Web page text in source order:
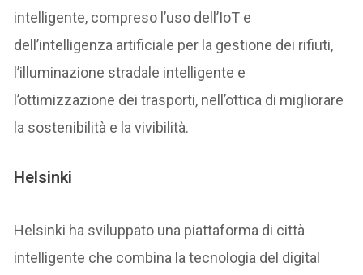
intelligente, compreso l’uso dell’IoT e
dell’intelligenza artificiale per la gestione dei rifiuti,
l’illuminazione stradale intelligente e
l’ottimizzazione dei trasporti, nell’ottica di migliorare
la sostenibilità e la vivibilità.
Helsinki
Helsinki ha sviluppato una piattaforma di città
intelligente che combina la tecnologia del digital